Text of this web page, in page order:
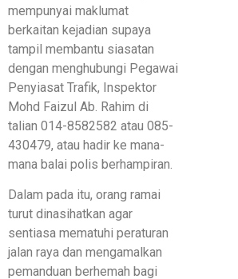
mempunyai maklumat
berkaitan kejadian supaya
tampil membantu siasatan
dengan menghubungi Pegawai
Penyiasat Trafik, Inspektor
Mohd Faizul Ab. Rahim di
talian 014-8582582 atau 085-
430479, atau hadir ke mana-
mana balai polis berhampiran.
Dalam pada itu, orang ramai
turut dinasihatkan agar
sentiasa mematuhi peraturan
jalan raya dan mengamalkan
pemanduan berhemah bagi